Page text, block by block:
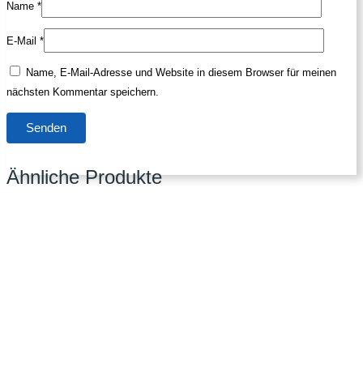
Name *
E-Mail *
Name, E-Mail-Adresse und Website in diesem Browser für meinen
nächsten Kommentar speichern.
Ähnliche Produkte